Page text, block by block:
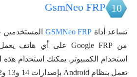
10
GsmNeo FRP
تساعد أداة GSMNeo FRP المستخدمين
استخدام الكمبيوتر. يمكنك استخدام هذه
تعمل بنظام Android بإصدارات 14 و13 و12 و11.